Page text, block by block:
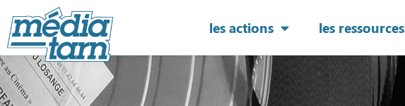
les actions les ressources